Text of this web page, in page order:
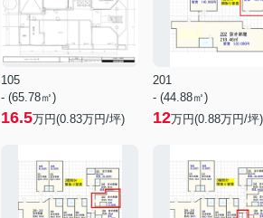
105
- (65.78㎡)
16.5万円(0.83万円/坪)
201
- (44.88㎡)
12万円(0.88万円/坪)